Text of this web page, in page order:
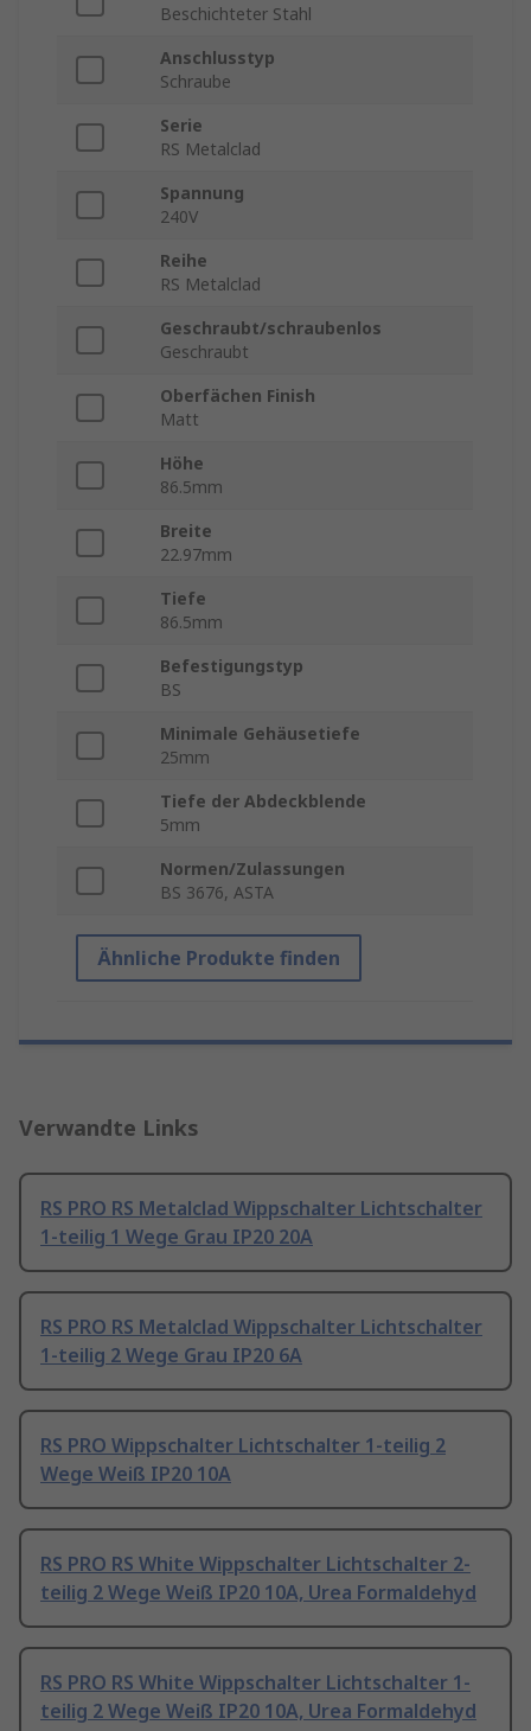
Beschichteter Stahl
Anschlusstyp
Schraube
Serie
RS Metalclad
Spannung
240V
Reihe
RS Metalclad
Geschraubt/schraubenlos
Geschraubt
Oberfächen Finish
Matt
Höhe
86.5mm
Breite
22.97mm
Tiefe
86.5mm
Befestigungstyp
BS
Minimale Gehäusetiefe
25mm
Tiefe der Abdeckblende
5mm
Normen/Zulassungen
BS 3676, ASTA
Ähnliche Produkte finden
Verwandte Links
RS PRO RS Metalclad Wippschalter Lichtschalter
1-teilig 1 Wege Grau IP20 20A
RS PRO RS Metalclad Wippschalter Lichtschalter
1-teilig 2 Wege Grau IP20 6A
RS PRO Wippschalter Lichtschalter 1-teilig 2
Wege Weiß IP20 10A
RS PRO RS White Wippschalter Lichtschalter 2-
teilig 2 Wege Weiß IP20 10A, Urea Formaldehyd
RS PRO RS White Wippschalter Lichtschalter 1-
teilig 2 Wege Weiß IP20 10A, Urea Formaldehyd